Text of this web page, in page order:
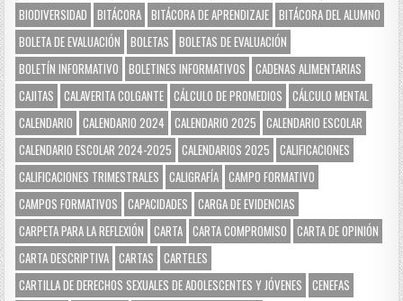
BIODIVERSIDAD
BITÁCORA BITÁCORA DE APRENDIZAJE BITÁCORA DEL ALUMNO
BOLETA DE EVALUACIÓN
BOLETAS
BOLETAS DE EVALUACIÓN
BOLETÍN INFORMATIVO
BOLETINES INFORMATIVOS
CADENAS ALIMENTARIAS
CAJITAS
CALAVERITA COLGANTE CÁLCULO DE PROMEDIOS
CÁLCULO MENTAL
CALENDARIO
CALENDARIO 2024 CALENDARIO 2025
CALENDARIO ESCOLAR
CALENDARIO ESCOLAR 2024-2025
CALENDARIOS 2025
CALIFICACIONES
CALIFICACIONES TRIMESTRALES
CALIGRAFÍA CAMPO FORMATIVO
CAMPOS FORMATIVOS
CAPACIDADES
CARGA DE EVIDENCIAS
CARPETA PARA LA REFLEXIÓN
CARTA CARTA COMPROMISO
CARTA DE OPINIÓN
CARTA DESCRIPTIVA CARTAS
CARTELES
CARTILLA DE DERECHOS SEXUALES DE ADOLESCENTES Y JÓVENES
CENEFAS